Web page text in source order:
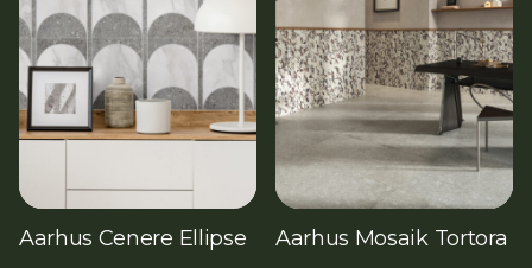
Aarhus Cenere Ellipse Aarhus Mosaik Tortora